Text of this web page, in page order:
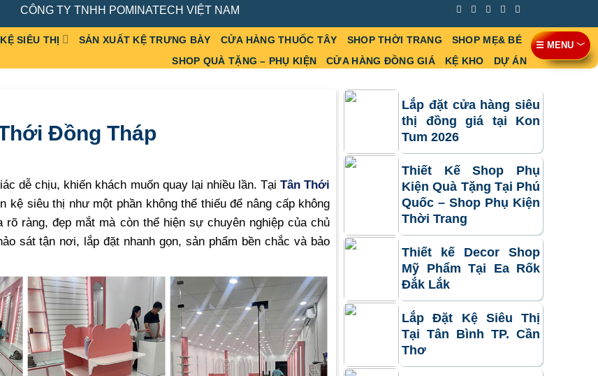
CÔNG TY TNHH POMINATECH VIỆT NAM
KỆ SIÊU THỊ SẢN XUẤT KỆ TRƯNG BÀY CỬA HÀNG THUỐC TÂY SHOP THỜI TRANG
SHOP MẸ& BÉ
SHOP QUÀ TẶNG – PHỤ KIỆN
CỬA HÀNG ĐỒNG GIÁ KỆ KHO DỰ ÁN
Đồng Tháp
dễ chịu, khiến khách muốn quay lại nhiều lần. TạiTân Thới
kệ siêu thị như một phần không thể thiếu để nâng cấp không
ràng, đẹp mắt mà còn thể hiện sự chuyên nghiệp của chủ
sát tận nơi, lắp đặt nhanh gọn, sản phẩm bền chắc và bảo
Lắp đặt cửa hàng siêu
thị đồng giá tại Kon
Tum 2026
Thiết Kế Shop Phụ
Kiện Quà Tặng Tại Phú
Quốc – Shop Phụ Kiện
Thời Trang
Thiết kế Decor Shop
Mỹ Phẩm Tại Ea Rốk
Đắk Lắk
Lắp Đặt Kệ Siêu Thị
Tại Tân Bình TP. Cần
Thơ
☰ MENU ﹀